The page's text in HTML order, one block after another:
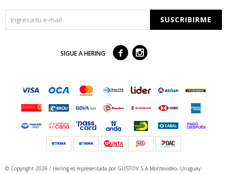
SUSCRIBIRME
SIGUE A HERING  
© Copyright 2026 / Hering es representada por GUSTOV S.A Montevideo- Uruguay